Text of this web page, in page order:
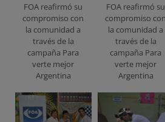
FOA reafirmó su
compromiso con
la comunidad a
través de la
campaña Para
verte mejor
Argentina
FOA reafirmó su
compromiso con
la comunidad a
través de la
campaña Para
verte mejor
Argentina